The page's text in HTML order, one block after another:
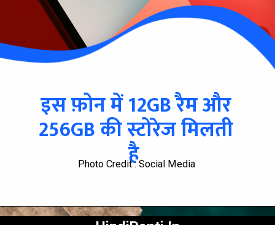
इस फ़ोन में 12GB रैम और
256GB की स्टोरेज मिलती
है
Photo Credit : Social Media